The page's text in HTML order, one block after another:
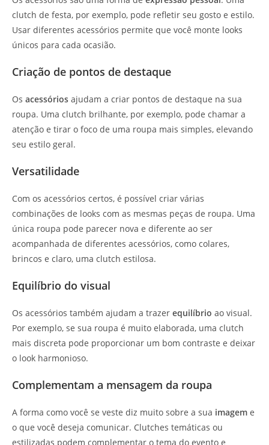
clutch de festa, por exemplo, pode refletir seu gosto e estilo.
Usar diferentes acessórios permite que você monte looks
únicos para cada ocasião.
Criação de pontos de destaque
Os acessórios ajudam a criar pontos de destaque na sua
roupa. Uma clutch brilhante, por exemplo, pode chamar a
atenção e tirar o foco de uma roupa mais simples, elevando
seu estilo geral.
Versatilidade
Com os acessórios certos, é possível criar várias
combinações de looks com as mesmas peças de roupa. Uma
única roupa pode parecer nova e diferente ao ser
acompanhada de diferentes acessórios, como colares,
brincos e claro, uma clutch estilosa.
Equilíbrio do visual
Os acessórios também ajudam a trazer equilíbrio ao visual.
Por exemplo, se sua roupa é muito elaborada, uma clutch
mais discreta pode proporcionar um bom contraste e deixar
o look harmonioso.
Complementam a mensagem da roupa
A forma como você se veste diz muito sobre a sua imagem e
o que você deseja comunicar. Clutches temáticas ou
estilizadas podem complementar o tema do evento e